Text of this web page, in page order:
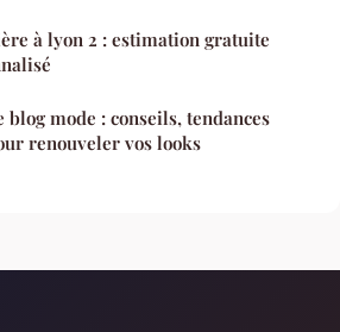
à lyon 2 : estimation gratuite
mode : conseils, tendances
renouveler vos looks